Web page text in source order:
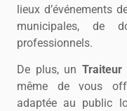
lieux d’événements
municipales, de
professionnels.
De plus, un Traiteur
même de vous
adaptée au public